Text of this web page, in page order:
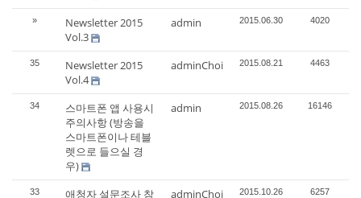
»
Newsletter 2015
Vol.3
admin 2015.06.30 4020
35
Newsletter 2015
Vol.4
adminChoi 2015.08.21 4463
34
스마트폰 앱 사용시
주의사항 (방송을
스마트폰이나 테블
렛으로 들으실 경
우)
admin 2015.08.26 16146
33
애청자 설문조사 참
adminChoi 2015.10.26 6257